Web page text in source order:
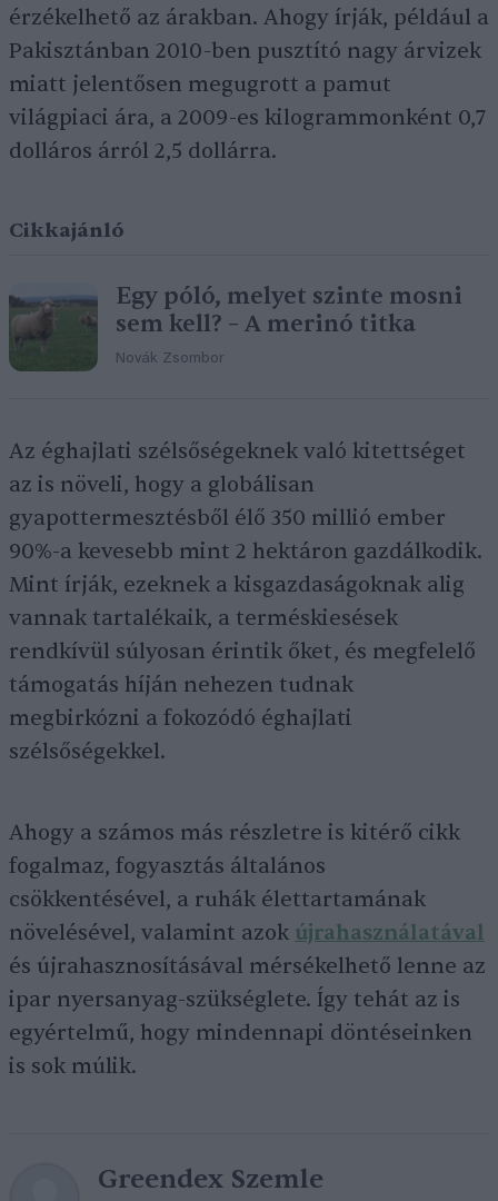
érzékelhető az árakban. Ahogy írják, például a
Pakisztánban 2010-ben pusztító nagy árvizek
miatt jelentősen megugrott a pamut
világpiaci ára, a 2009-es kilogrammonként 0,7
dolláros árról 2,5 dollárra.
Cikkajánló
Egy póló, melyet szinte mosni
sem kell? – A merinó titka
Novák Zsombor
Az éghajlati szélsőségeknek való kitettséget
az is növeli, hogy a globálisan
gyapottermesztésből élő 350 millió ember
90%-a kevesebb mint 2 hektáron gazdálkodik.
Mint írják, ezeknek a kisgazdaságoknak alig
vannak tartalékaik, a terméskiesések
rendkívül súlyosan érintik őket, és megfelelő
támogatás híján nehezen tudnak
megbirkózni a fokozódó éghajlati
szélsőségekkel.
Ahogy a számos más részletre is kitérő cikk
fogalmaz, fogyasztás általános
csökkentésével, a ruhák élettartamának
növelésével, valamint azok újrahasználatával
és újrahasznosításával mérsékelhető lenne az
ipar nyersanyag-szükséglete. Így tehát az is
egyértelmű, hogy mindennapi döntéseinken
is sok múlik.
Greendex Szemle